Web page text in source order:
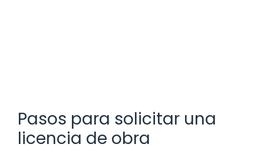
Pasos para solicitar una
licencia de obra